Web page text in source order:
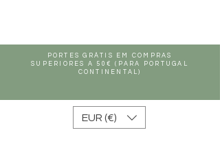
PORTES GRÁTIS EM COMPRAS
SUPERIORES A 50€ (PARA PORTUGAL
CONTINENTAL)
EUR (€)